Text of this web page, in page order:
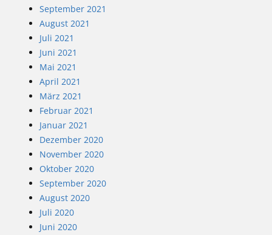
September 2021
August 2021
Juli 2021
Juni 2021
Mai 2021
April 2021
März 2021
Februar 2021
Januar 2021
Dezember 2020
November 2020
Oktober 2020
September 2020
August 2020
Juli 2020
Juni 2020